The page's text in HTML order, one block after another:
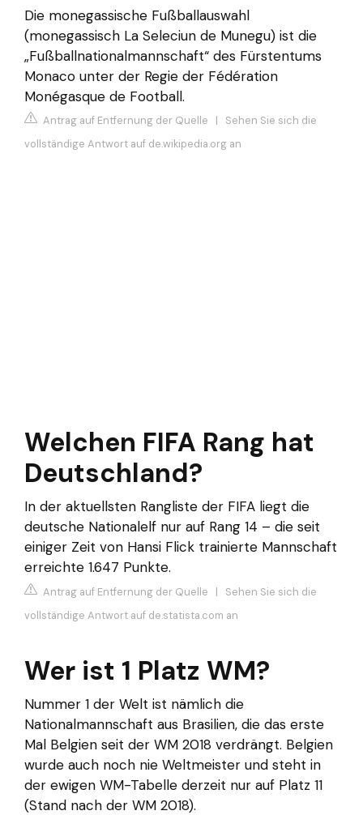
Die monegassische Fußballauswahl
(monegassisch La Seleciun de Munegu) ist die
„Fußballnationalmannschaft“ des Fürstentums
Monaco unter der Regie der Fédération
Monégasque de Football.
Antrag auf Entfernung der Quelle | Sehen Sie sich die
vollständige Antwort auf de.wikipedia.org an
Welchen FIFA Rang hat
Deutschland?
In der aktuellsten Rangliste der FIFA liegt die
deutsche Nationalelf nur auf Rang 14 – die seit
einiger Zeit von Hansi Flick trainierte Mannschaft
erreichte 1.647 Punkte.
Antrag auf Entfernung der Quelle | Sehen Sie sich die
vollständige Antwort auf de.statista.com an
Wer ist 1 Platz WM?
Nummer 1 der Welt ist nämlich die
Nationalmannschaft aus Brasilien, die das erste
Mal Belgien seit der WM 2018 verdrängt. Belgien
wurde auch noch nie Weltmeister und steht in
der ewigen WM-Tabelle derzeit nur auf Platz 11
(Stand nach der WM 2018).